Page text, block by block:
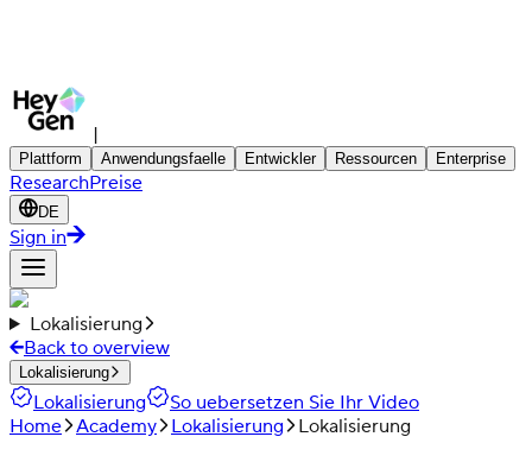
|
Plattform Anwendungsfaelle Entwickler Ressourcen Enterprise
ResearchPreise
DE
Sign in
Lokalisierung
Back to overview
Lokalisierung
Lokalisierung
So uebersetzen Sie Ihr Video
Home Academy Lokalisierung Lokalisierung